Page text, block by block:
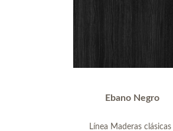
Ebano Negro
Línea Maderas clásicas